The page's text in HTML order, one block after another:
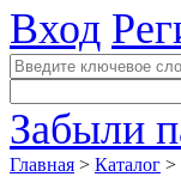
Вход
Забыли
Главная > Каталог >